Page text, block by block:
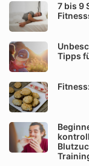
7 bis 9
Tipps